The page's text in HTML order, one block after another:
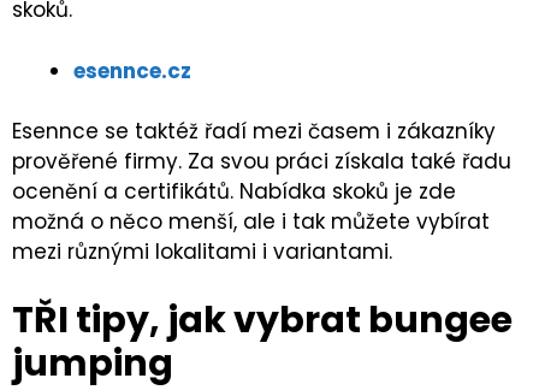
skoků.
esennce.cz
Esennce se taktéž řadí mezi časem i zákazníky
prověřené firmy. Za svou práci získala také řadu
ocenění a certifikátů. Nabídka skoků je zde
možná o něco menší, ale i tak můžete vybírat
mezi různými lokalitami i variantami.
TŘI tipy, jak vybrat bungee
jumping